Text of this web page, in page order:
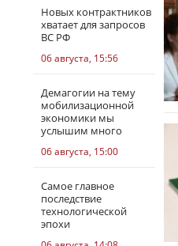
Новых контрактников
хватает для запросов
ВС РФ
06 августа, 15:56
Демагогии на тему
мобилизационной
экономики мы
услышим много
06 августа, 15:00
Самое главное
последствие
технологической
эпохи